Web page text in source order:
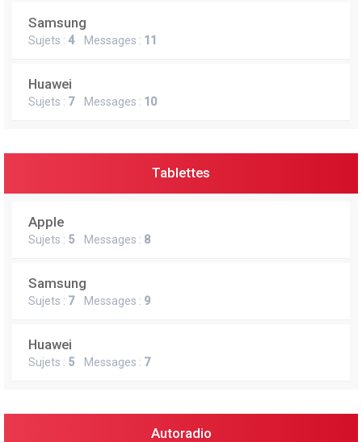
Samsung
Sujets : 4Messages : 11
Huawei
Sujets : 7Messages : 10
Tablettes
Apple
Sujets : 5 Messages : 8
Samsung
Sujets : 7Messages : 9
Huawei
Sujets : 5 Messages : 7
Autoradio